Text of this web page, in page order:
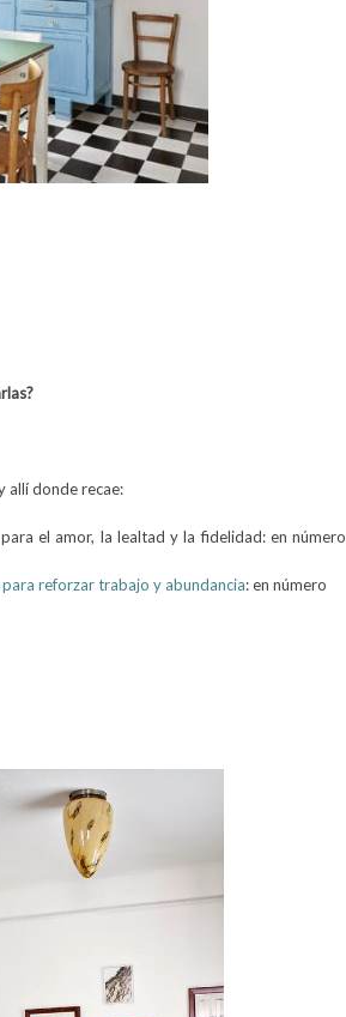
allí donde recae:
el amor, la lealtad y la fidelidad: en número
reforzar trabajo y abundancia: en número